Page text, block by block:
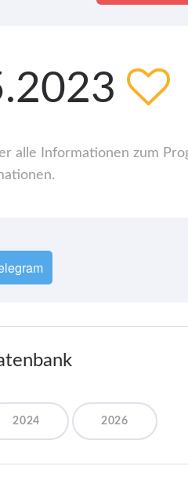
alle Informationen zum
2024 2026